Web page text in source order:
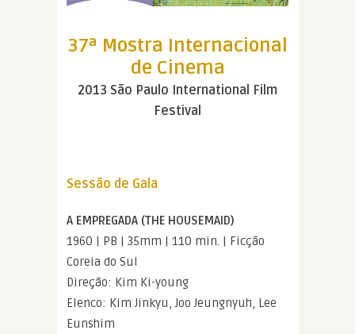
37ª Mostra Internacional
de Cinema
2013 São Paulo International Film
Festival
Sessão de Gala
A EMPREGADA (THE HOUSEMAID)
1960 | PB | 35mm | 110 min. | Ficção
Coreia do Sul
Direção: Kim Ki-young
Elenco: Kim Jinkyu, Joo Jeungnyuh, Lee
Eunshim